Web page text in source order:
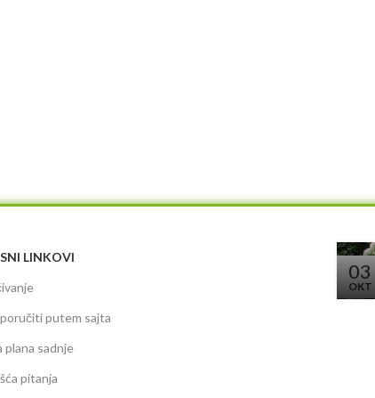
LINKOVI
putem sajta
plana sadnje
pitanja
03
OKT